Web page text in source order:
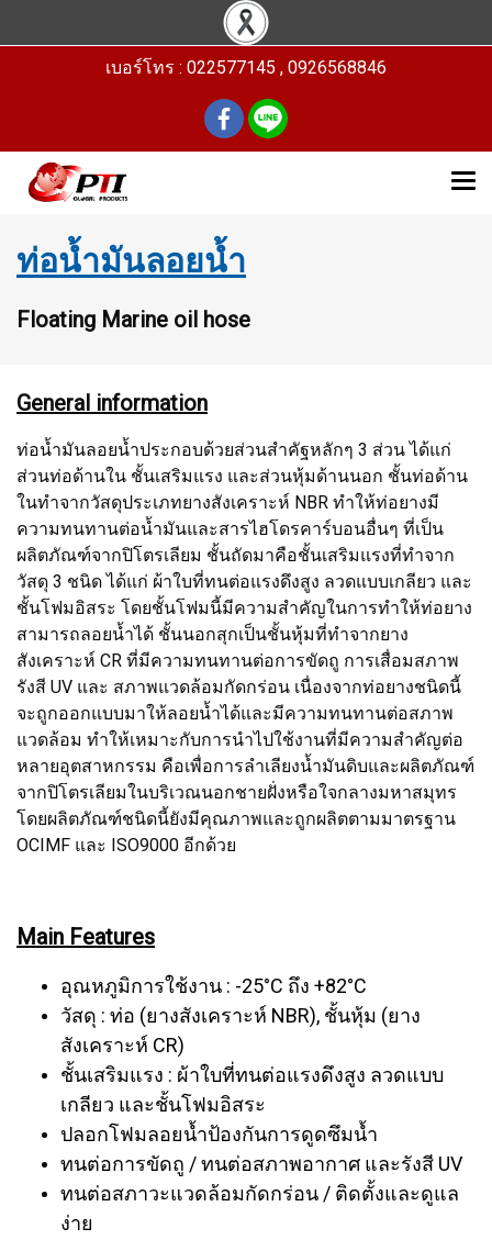
เบอร์โทร : 022577145 , 0926568846
ท่อน้ำมันลอยน้ำ
Floating Marine oil hose
General information
ท่อน้ำมันลอยน้ำประกอบด้วยส่วนสำคัฐหลักๆ 3 ส่วน ได้แก่
ส่วนท่อด้านใน ชั้นเสริมแรง และส่วนหุ้มด้านนอก ชั้นท่อด้าน
ในทำจากวัสดุประเภทยางสังเคราะห์ NBR ทำให้ท่อยางมี
ความทนทานต่อน้ำมันและสารไฮโดรคาร์บอนอื่นๆ ที่เป็น
ผลิตภัณฑ์จากปิโตรเลียม ชั้นถัดมาคือชั้นเสริมแรงที่ทำจาก
วัสดุ 3 ชนิด ได้แก่ ผ้าใบที่ทนต่อแรงดึงสูง ลวดแบบเกลียว และ
ชั้นโฟมอิสระ โดยชั้นโฟมนี้มีความสำคัญในการทำให้ท่อยาง
สามารถลอยน้ำได้ ชั้นนอกสุกเป็นชั้นหุ้มที่ทำจากยาง
สังเคราะห์ CR ที่มีความทนทานต่อการขัดถู การเสื่อมสภาพ
รังสี UV และ สภาพแวดล้อมกัดกร่อน เนื่องจากท่อยางชนิดนี้
จะถูกออกแบบมาให้ลอยน้ำได้และมีความทนทานต่อสภาพ
แวดล้อม ทำให้เหมาะกับการนำไปใช้งานที่มีความสำคัญต่อ
หลายอุตสาหกรรม คือเพื่อการลำเลียงน้ำมันดิบและผลิตภัณฑ์
จากปิโตรเลียมในบริเวณนอกชายฝั่งหรือใจกลางมหาสมุทร
โดยผลิตภัณฑ์ชนิดนี้ยังมีคุณภาพและถูกผลิตตามมาตรฐาน
OCIMF และ ISO9000 อีกด้วย
Main Features
อุณหภูมิการใช้งาน : -25°C ถึง +82°C
วัสดุ : ท่อ (ยางสังเคราะห์ NBR), ชั้นหุ้ม (ยาง
สังเคราะห์ CR)
ชั้นเสริมแรง : ผ้าใบที่ทนต่อแรงดึงสูง ลวดแบบ
เกลียว และชั้นโฟมอิสระ
ปลอกโฟมลอยน้ำป้องกันการดูดซึมน้ำ
ทนต่อการขัดถู /ทนต่อสภาพอากาศ และรังสี UV
ทนต่อสภาวะแวดล้อมกัดกร่อน / ติดตั้งและดูแล
ง่าย